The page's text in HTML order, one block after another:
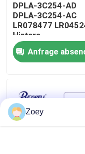
Qualitätskontrolle
Kontaktiere uns
Fälle
Bitte um ein
DPLA-3C254-AD
DPLA-3C254-AC
LR078477
Hintere
für Range Rover
Rover
Anfrage
Zoey